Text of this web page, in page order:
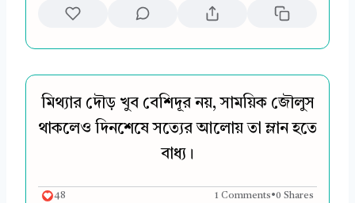
মিথ্যার দৌড় খুব বেশিদূর নয়, সাময়িক জৌলুস
থাকলেও দিনশেষে সত্যের আলোয় তা ম্লান হতে
বাধ্য।
48 1 Comments•0 Shares